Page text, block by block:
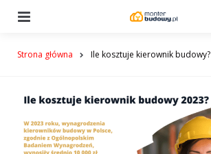
Strona główna Ile kosztuje kierownik budowy?